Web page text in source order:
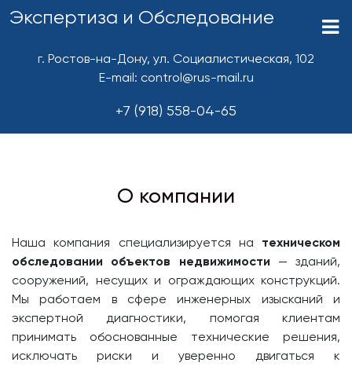
Экспертиза и Обследование
г. Ростов-на-Дону, ул. Социалистическая, 102
E-mail: control@rus-mail.ru
+7 (918) 558-04-65
О компании
Наша компания специализируется на техническом
обследовании объектов недвижимости — зданий,
сооружений, несущих и ограждающих конструкций.
Мы работаем в сфере инженерных изысканий и
экспертной диагностики, помогая клиентам
принимать обоснованные технические решения,
исключать риски и уверенно двигаться к